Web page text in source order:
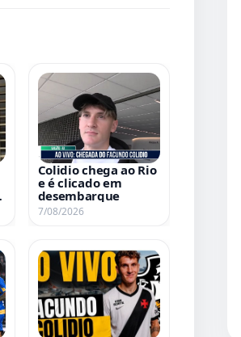
Colidio chega ao Rio
e é clicado em
desembarque
7/08/2026